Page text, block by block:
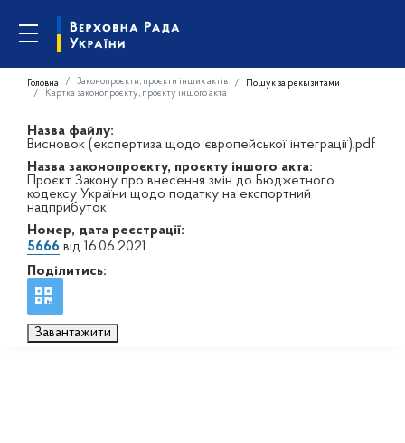
Головна Законопроєкти, проєкти інших актів
Пошук за реквізитами
Картка законопроєкту, проєкту іншого акта
Назва файлу:
Висновок (експертиза щодо європейської інтеграції).pdf
Назва законопроєкту, проєкту іншого акта:
Проєкт Закону про внесення змін до Бюджетного
кодексу України щодо податку на експортний
надприбуток
Номер, дата реєстрації:
5666 від 16.06.2021
Поділитись:
Завантажити